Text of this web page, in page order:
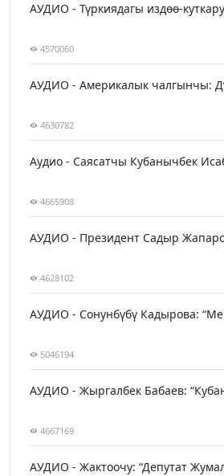
АУДИО - Түркиядагы издөө-
4570060
АУДИО - Америкалык чалгынчы:
4630782
Аудио - Саясатчы Кубанычбек
4665908
АУДИО - Президент Садыр
4628102
АУДИО - Сонунбүбү Кадырова:
5046194
АУДИО - Жыргалбек Бабаев:
4667169
АУДИО - Жактоочу: “Депутат